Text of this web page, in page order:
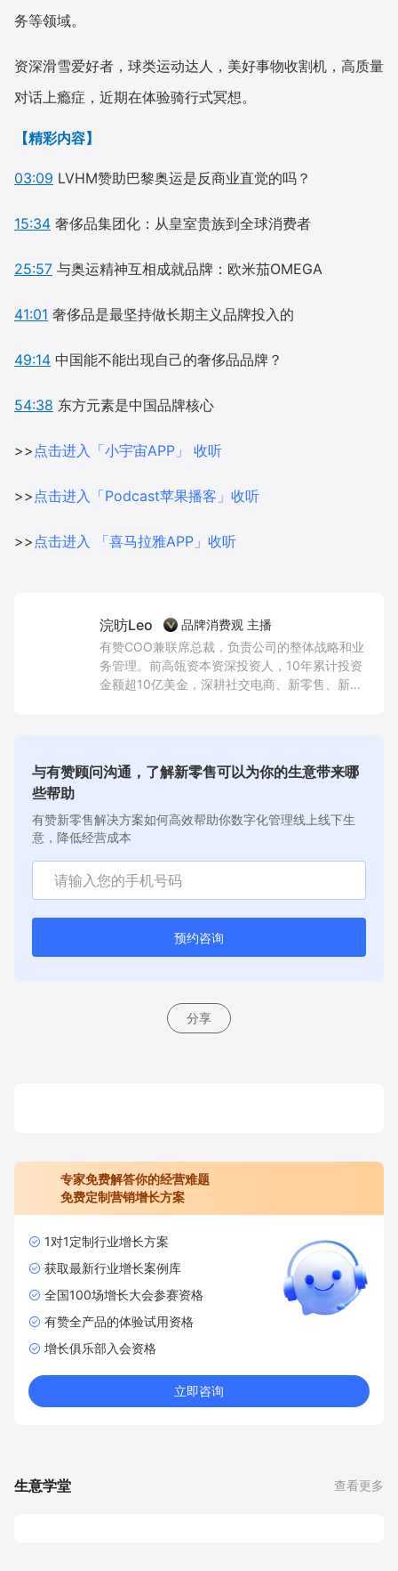
务等领域。
资深滑雪爱好者，球类运动达人，美好事物收割机，高质量
对话上瘾症，近期在体验骑行式冥想。
【精彩内容】
03:09 LVHM赞助巴黎奥运是反商业直觉的吗？
15:34 奢侈品集团化：从皇室贵族到全球消费者
25:57 与奥运精神互相成就品牌：欧米茄OMEGA
41:01 奢侈品是最坚持做长期主义品牌投入的
49:14 中国能不能出现自己的奢侈品品牌？
54:38 东方元素是中国品牌核心
>> 点击进入「小宇宙APP」 收听
>> 点击进入「Podcast苹果播客」收听
>> 点击进入 「喜马拉雅APP」收听
浣昉Leo
品牌消费观 主播
有赞COO兼联席总裁，负责公司的整体战略和业
务管理。前高瓴资本资深投资人，10年累计投资
金额超10亿美金，深耕社交电商、新零售、新消
与有赞顾问沟通，了解新零售可以为你的生意带来哪
些帮助
有赞新零售解决方案如何高效帮助你数字化管理线上线下生
意，降低经营成本
预约咨询
分享
专家免费解答你的经营难题
免费定制营销增长方案
1对1定制行业增长方案
获取最新行业增长案例库
全国100场增长大会参赛资格
有赞全产品的体验试用资格
增长俱乐部入会资格
立即咨询
生意学堂 查看更多